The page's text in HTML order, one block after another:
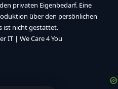
privaten Eigenbedarf. Eine
über den persönlichen
ist nicht gestattet.
IT | We Care 4 You